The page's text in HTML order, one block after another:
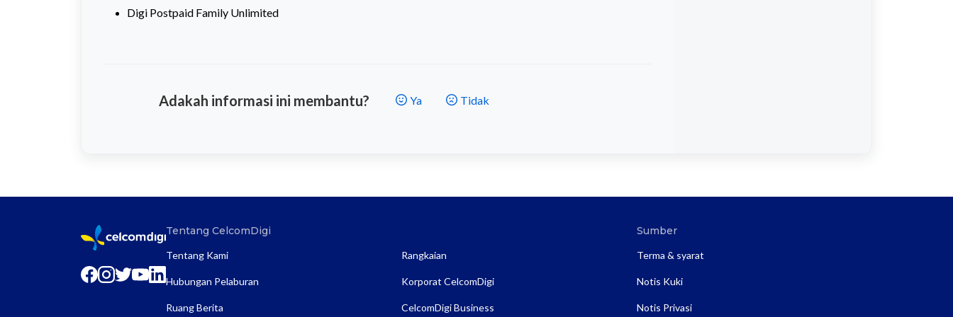
Digi Postpaid Family Unlimited
Adakah informasi ini membantu? Tidak
Ya
Tentang CelcomDigi
Tentang Kami
Hubungan Pelaburan
Ruang Berita
Rangkaian
Korporat CelcomDigi
CelcomDigi Business
Sumber
Terma & syarat
Notis Kuki
Notis Privasi